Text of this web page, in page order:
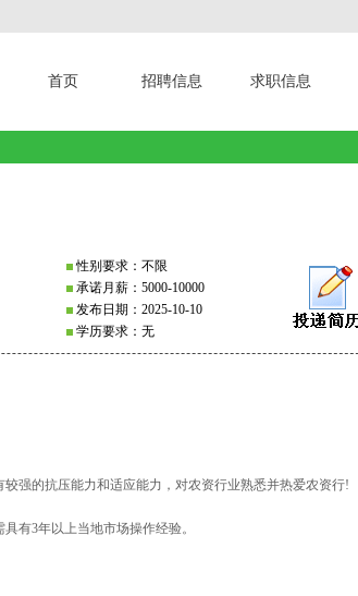
首页 招聘信息 求职信息
性别要求：不限
承诺月薪：5000-10000
发布日期：2025-10-10
学历要求：无
强的抗压能力和适应能力，对农资行业熟悉并热爱农资行!
有3年以上当地市场操作经验。